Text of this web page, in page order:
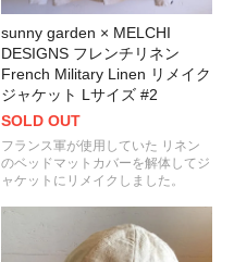
sunny garden × MELCHI
DESIGNS フレンチリネン
French Military Linen リメイク
ジャケット Lサイズ #2
SOLD OUT
フランス軍が使用していた リネン
のベッドマットカバーを解体してジ
ャケットにリメイクしました。